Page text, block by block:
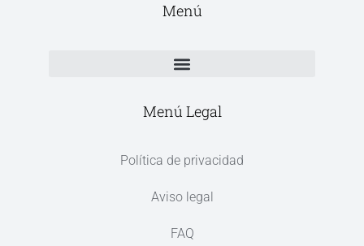
Menú
Menú Legal
Política de privacidad
Aviso legal
FAQ